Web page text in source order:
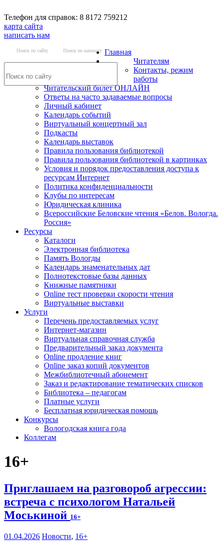
Телефон для справок: 8 8172 759212
карта сайта
написать нам
Поиск по сайту Поиск по каталогу Главная
Читателям
Контакты, режим
работы
Читательский билет ОНЛАЙН
Ответы на часто задаваемые вопросы
Личный кабинет
Календарь событий
Виртуальный концертный зал
Подкасты
Календарь выставок
Правила пользования библиотекой
Правила пользования библиотекой в картинках
Условия и порядок предоставления доступа к
ресурсам Интернет
Политика конфиденциальности
Клубы по интересам
Юридическая клиника
Всероссийские Беловские чтения «Белов. Вологда.
Россия»
Ресурсы
Каталоги
Электронная библиотека
Память Вологды
Календарь знаменательных дат
Полнотекстовые базы данных
Книжные памятники
Online тест проверки скорости чтения
Виртуальные выставки
Услуги
Перечень предоставляемых услуг
Интернет-магазин
Виртуальная справочная служба
Предварительный заказ документа
Online продление книг
Online заказ копий документов
Межбиблиотечный абонемент
Заказ и редактирование тематических списков
Библиотека – педагогам
Платные услуги
Бесплатная юридическая помощь
Конкурсы
Вологодская книга года
Коллегам
16+
Приглашаем на разговороб агрессии:
встреча с психологом Натальей
Моськиной 16+
01.04.2026 Новости, 16+